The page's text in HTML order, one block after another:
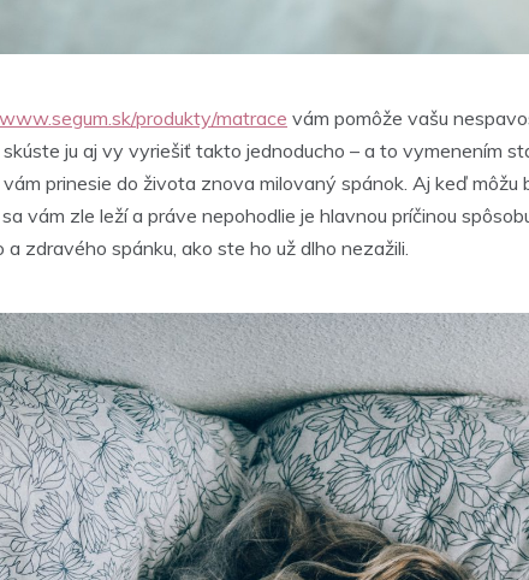
produkty/matrace vám pomôže vašu
ju aj vy vyriešiť takto jednoducho – a to vymenením
prinesie do života znova milovaný spánok. Aj keď
vám zle leží a práve nepohodlie je hlavnou príčinou
zdravého spánku, ako ste ho už dlho nezažili.